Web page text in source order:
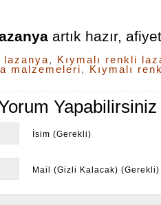
artık hazır,
lazanya,
Kıymalı renkli
malzemeleri,
Kıymalı
Yapabilirsiniz
İsim (Gerekli)
Mail (Gizli Kalacak) (Gerekli)